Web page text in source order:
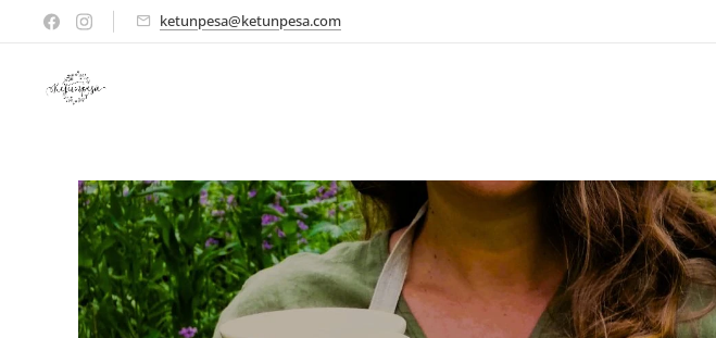
ketunpesa@ketunpesa.com